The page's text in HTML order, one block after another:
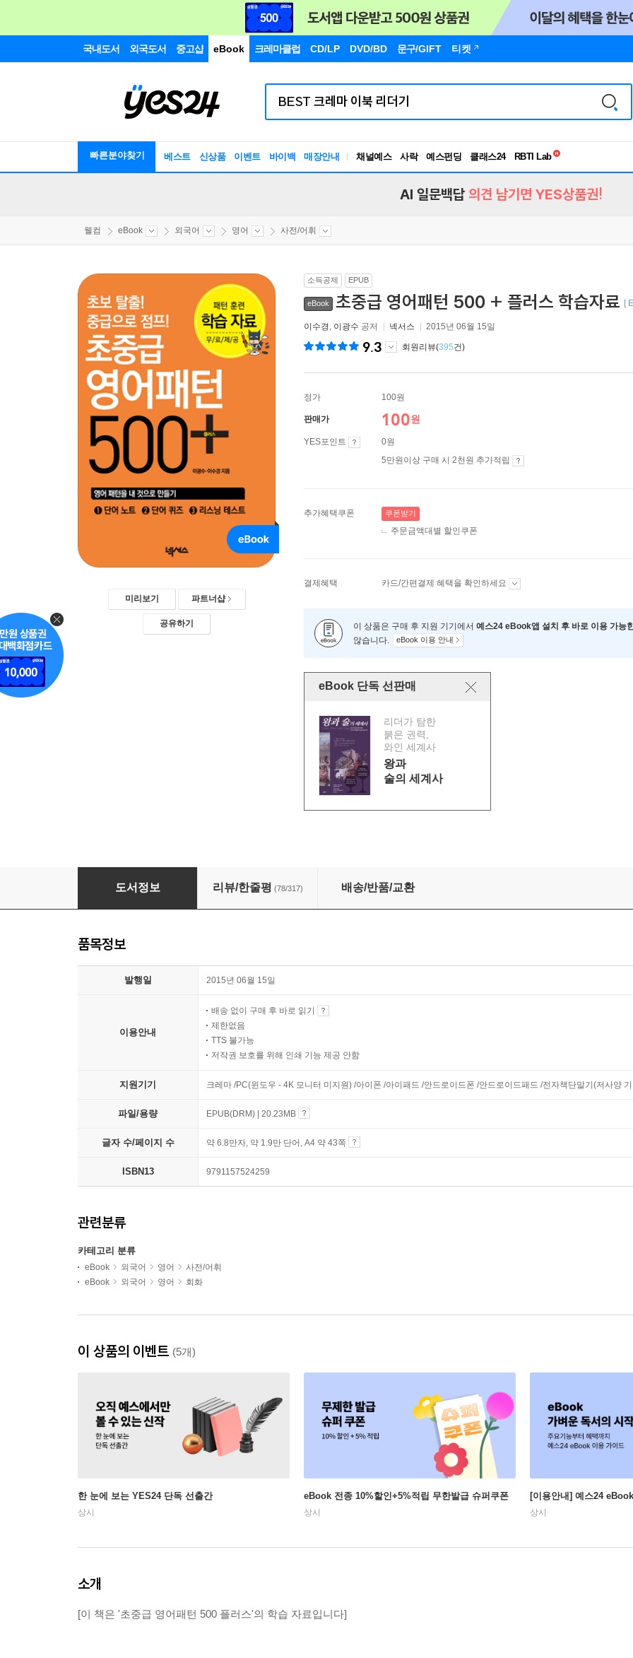
국내도서 외국도서 중고샵 eBook 크레마클럽 CD/LP DVD/BD 문구/GIFT 티켓
빠른분야찾기 베스트 신상품 이벤트 바이백 매장안내 채널예스 사락 예스펀딩 클래스24
독서유형검사
AI 일문백답 의견 남기면 YES상품권!
웰컴 eBook 외국어 영어 사전/어휘
미리보기 파트너샵
공유하기
소득공제 EPUB
eBook 초중급 영어패턴 500 + 플러스 학습자료 [
이수경, 이광수 공저 넥서스 2015년 06월 15일
9.3 회원리뷰(395건)
정가 100원
판매가 100원
YES포인트
0원
5만원이상 구매 시 2천원 추가적립
추가혜택쿠폰 쿠폰받기
주문금액대별 할인쿠폰
결제혜택 카드/간편결제 혜택을 확인하세요
이 상품은 구매 후 지원 기기에서 예스24 eBook앱 설치 후 바로 이용 가능
않습니다.
eBook 이용 안내
eBook 단독 선판매
리더가 탐한
붉은 권력,
와인 세계사
왕과
술의 세계사
초중급 영어패턴 500 + 플러스 학습자료
도서정보 리뷰/한줄평 (78/317) 배송/반품/교환
품목정보
발행일 2015년 06월 15일
이용안내
배송 없이 구매 후 바로 읽기
제한없음
TTS 불가능
저작권 보호를 위해 인쇄 기능 제공 안함
지원기기 크레마 /PC(윈도우 - 4K 모니터 미지원) /아이폰 /아이패드 /안드로이드폰 /안드로이드패드 /전자책단말기(저사양
파일/용량 EPUB(DRM) | 20.23MB
글자 수/페이지 수 약 6.8만자, 약 1.9만 단어, A4 약 43쪽
ISBN13 9791157524259
관련분류
카테고리 분류
eBook 외국어 영어
사전/어휘
eBook
외국어 영어 회화
이 상품의 이벤트 (5개)
한 눈에 보는 YES24 단독 선출간
상시
eBook 전종 10%할인+5%적립 무한발급 슈퍼쿠폰
상시
[이용안내] 예스24
상시
소개
[이 책은 '초중급 영어패턴 500 플러스'의 학습 자료입니다]